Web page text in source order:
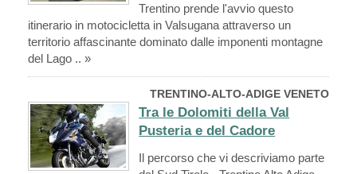
Trentino prende l'avvio questo
itinerario in motocicletta in Valsugana attraverso un
territorio affascinante dominato dalle imponenti montagne
del Lago .. »
TRENTINO-ALTO-ADIGE VENETO
Tra le Dolomiti della Val
Pusteria e del Cadore
Il percorso che vi descriviamo parte